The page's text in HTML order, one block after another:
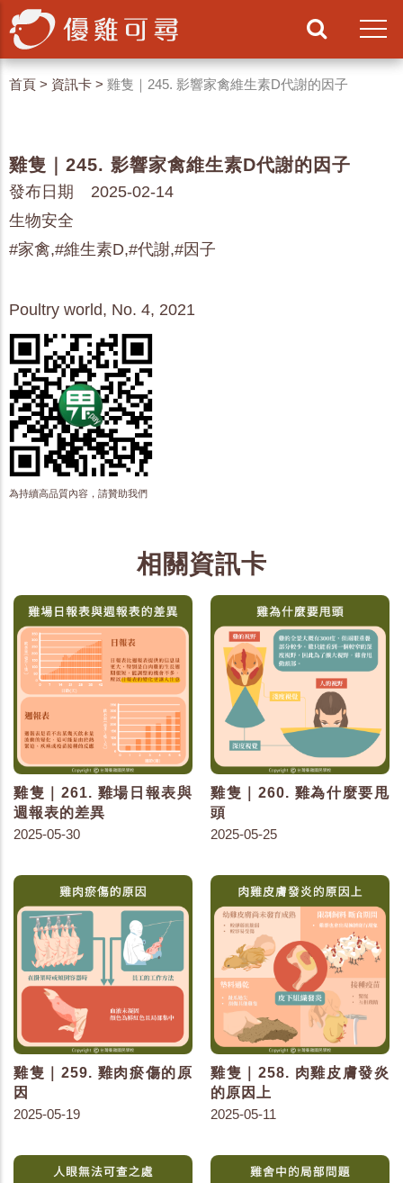
首頁 > 資訊卡 > 雞隻｜245. 影響家禽維生素D代謝的因子
雞隻｜245. 影響家禽維生素D代謝的因子
發布日期 2025-02-14
生物安全
#家禽,#維生素D,#代謝,#因子
Poultry world, No. 4, 2021
為持續高品質內容，請贊助我們
相關資訊卡
雞隻｜261. 雞場日報表與
週報表的差異
2025-05-30
雞隻｜260. 雞為什麼要甩
頭
2025-05-25
雞隻｜259. 雞肉瘀傷的原
因
2025-05-19
雞隻｜258. 肉雞皮膚發炎
的原因上
2025-05-11